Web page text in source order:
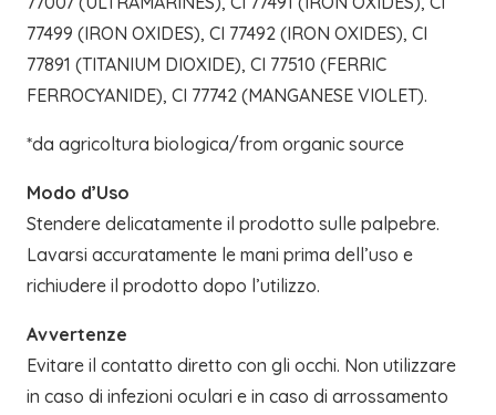
77499 (IRON OXIDES), CI 77492 (IRON OXIDES), CI
77891 (TITANIUM DIOXIDE), CI 77510 (FERRIC
FERROCYANIDE), CI 77742 (MANGANESE VIOLET).
*da agricoltura biologica/from organic source
Modo d’Uso
Stendere delicatamente il prodotto sulle palpebre.
Lavarsi accuratamente le mani prima dell’uso e
richiudere il prodotto dopo l’utilizzo.
Avvertenze
Evitare il contatto diretto con gli occhi. Non utilizzare
in caso di infezioni oculari e in caso di arrossamento